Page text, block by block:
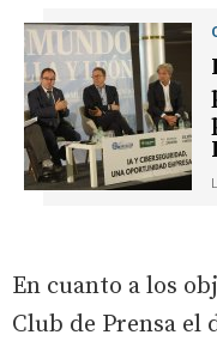
En cuanto a los
Club de Prensa el